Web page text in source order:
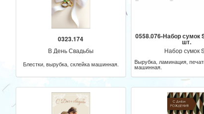
0323.174
В День Свадьбы
Блестки, вырубка, склейка машинная.
0558.076-Набор сумок
шт.
Набор сумок
Вырубка, ламинация,
машинная.